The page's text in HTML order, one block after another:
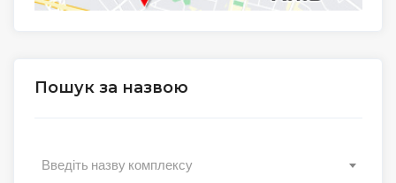
Пошук за назвою
Введіть назву комплексу